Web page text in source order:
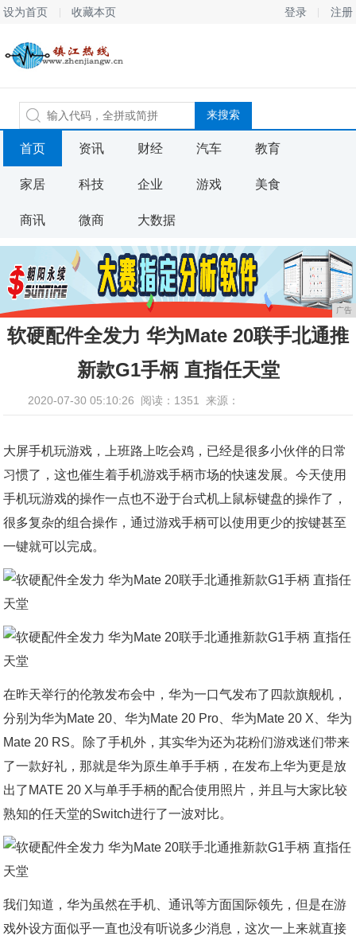
设为首页 收藏本页 登录 注册
首页 资讯 财经 汽车 教育
家居 科技 企业 游戏 美食
商讯 微商 大数据
广告
软硬配件全发力 华为Mate 20联手北通推
新款G1手柄 直指任天堂
2020-07-30 05:10:26 阅读：1351 来源：
大屏手机玩游戏，上班路上吃会鸡，已经是很多小伙伴的日常
习惯了，这也催生着手机游戏手柄市场的快速发展。今天使用
手机玩游戏的操作一点也不逊于台式机上鼠标键盘的操作了，
很多复杂的组合操作，通过游戏手柄可以使用更少的按键甚至
一键就可以完成。
在昨天举行的伦敦发布会中，华为一口气发布了四款旗舰机，
分别为华为Mate 20、华为Mate 20 Pro、华为Mate 20 X、华为
Mate 20 RS。除了手机外，其实华为还为花粉们游戏迷们带来
了一款好礼，那就是华为原生单手手柄，在发布上华为更是放
出了MATE 20 X与单手手柄的配合使用照片，并且与大家比较
熟知的任天堂的Switch进行了一波对比。
我们知道，华为虽然在手机、通讯等方面国际领先，但是在游
戏外设方面似乎一直也没有听说多少消息，这次一上来就直接